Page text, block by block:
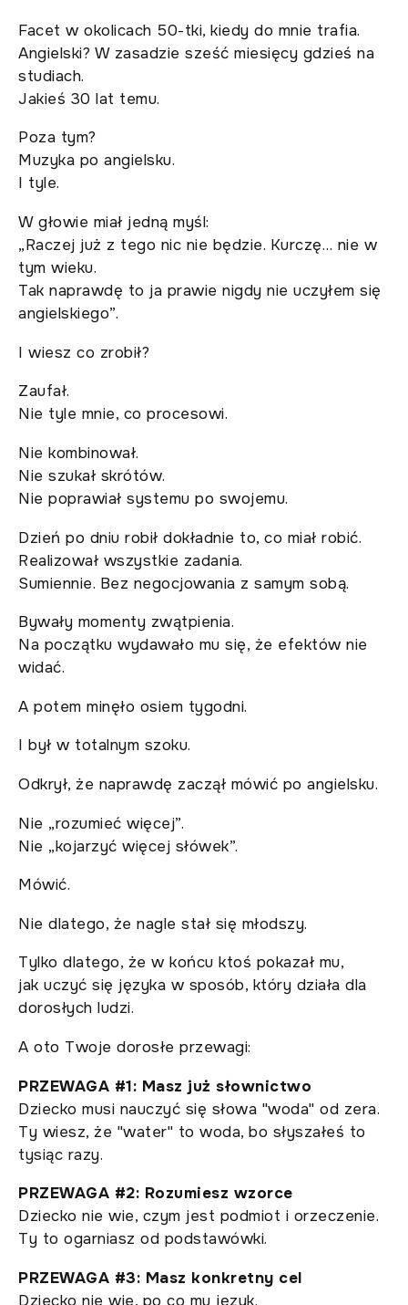
Facet w okolicach 50-tki, kiedy do mnie trafia.
Angielski? W zasadzie sześć miesięcy gdzieś na
studiach.
Jakieś 30 lat temu.
Poza tym?
Muzyka po angielsku.
I tyle.
W głowie miał jedną myśl:
„Raczej już z tego nic nie będzie. Kurczę… nie w
tym wieku.
Tak naprawdę to ja prawie nigdy nie uczyłem się
angielskiego”.
I wiesz co zrobił?
Zaufał.
Nie tyle mnie, co procesowi.
Nie kombinował.
Nie szukał skrótów.
Nie poprawiał systemu po swojemu.
Dzień po dniu robił dokładnie to, co miał robić.
Realizował wszystkie zadania.
Sumiennie. Bez negocjowania z samym sobą.
Bywały momenty zwątpienia.
Na początku wydawało mu się, że efektów nie
widać.
A potem minęło osiem tygodni.
I był w totalnym szoku.
Odkrył, że naprawdę zaczął mówić po angielsku.
Nie „rozumieć więcej”.
Nie „kojarzyć więcej słówek”.
Mówić.
Nie dlatego, że nagle stał się młodszy.
Tylko dlatego, że w końcu ktoś pokazał mu,
jak uczyć się języka w sposób, który działa dla
dorosłych ludzi.
A oto Twoje dorosłe przewagi:
PRZEWAGA #1: Masz już słownictwo
Dziecko musi nauczyć się słowa "woda" od zera.
Ty wiesz, że "water" to woda, bo słyszałeś to
tysiąc razy.
PRZEWAGA #2: Rozumiesz wzorce
Dziecko nie wie, czym jest podmiot i orzeczenie.
Ty to ogarniasz od podstawówki.
PRZEWAGA #3: Masz konkretny cel
Dziecko nie wie, po co mu język.